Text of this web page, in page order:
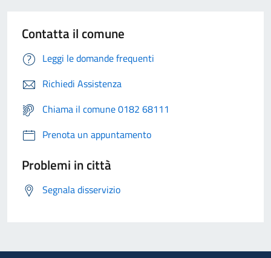
Contatta il comune
Leggi le domande frequenti
Richiedi Assistenza
Chiama il comune 0182 68111
Prenota un appuntamento
Problemi in città
Segnala disservizio